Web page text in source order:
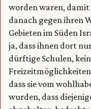
worden waren, damit
danach gegen ihren
Gebieten im Süden
ja, dass ihnen dort
dürftige Schulen,
dass sie vom
wurden, dass